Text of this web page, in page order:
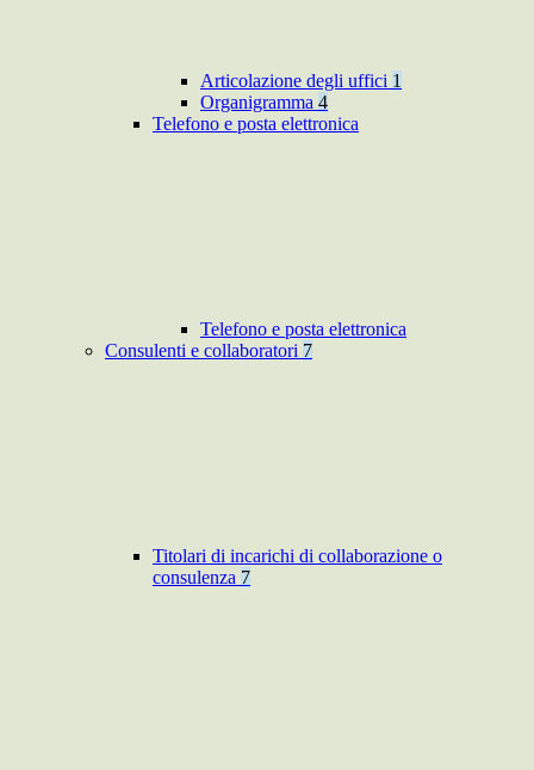
Articolazione degli uffici 1
Organigramma 4
Telefono e posta elettronica
Telefono e posta elettronica
Consulenti e collaboratori 7
Titolari di incarichi di collaborazione o
consulenza 7